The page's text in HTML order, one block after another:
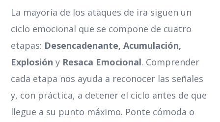
La mayoría de los ataques de ira siguen un
ciclo emocional que se compone de cuatro
etapas: Desencadenante, Acumulación,
Explosión y Resaca Emocional. Comprender
cada etapa nos ayuda a reconocer las señales
y, con práctica, a detener el ciclo antes de que
llegue a su punto máximo. Ponte cómoda o